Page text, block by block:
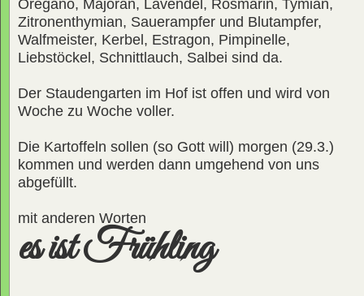
Oregano, Majoran, Lavendel, Rosmarin, Tymian,
Zitronenthymian, Sauerampfer und Blutampfer,
Walfmeister, Kerbel, Estragon, Pimpinelle,
Liebstöckel, Schnittlauch, Salbei sind da.
Der Staudengarten im Hof ist offen und wird von
Woche zu Woche voller.
Die Kartoffeln sollen (so Gott will) morgen (29.3.)
kommen und werden dann umgehend von uns
abgefüllt.
mit anderen Worten
es ist Frühling